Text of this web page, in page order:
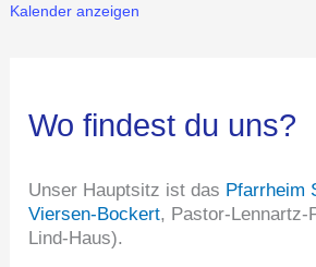
Kalender anzeigen
Wo findest du uns?
Unser Hauptsitz ist das Pfarrheim
Viersen-Bockert, Pastor-Lennartz-
Lind-Haus).